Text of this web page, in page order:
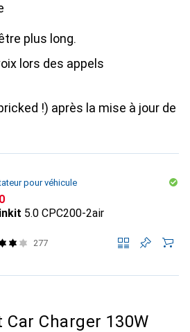
plus long.
lors des appels
!) après la mise à jour de
pour véhicule
5.0 CPC200-2air
277
Car Charger 130W